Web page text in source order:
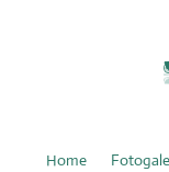
Home